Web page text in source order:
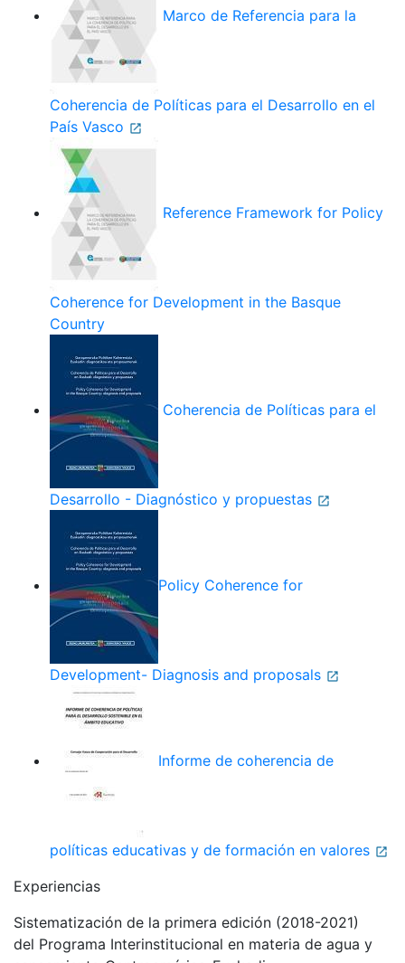
Marco de Referencia para la
Coherencia de Políticas para el Desarrollo en el
País Vasco
Reference Framework for Policy
Coherence for Development in the Basque
Country
Coherencia de Políticas para el
Desarrollo - Diagnóstico y propuestas
Policy Coherence for
Development- Diagnosis and proposals
Informe de coherencia de
políticas educativas y de formación en valores
Experiencias
Sistematización de la primera edición (2018-2021)
del Programa Interinstitucional en materia de agua y